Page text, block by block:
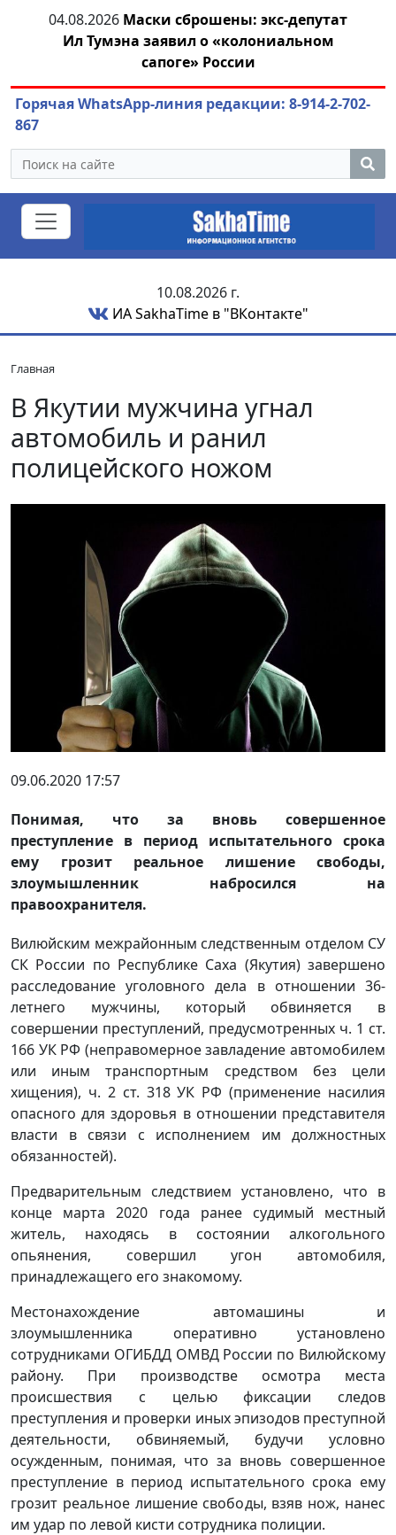
04.08.2026 Маски сброшены: экс-депутат
Ил Тумэна заявил о «колониальном
сапоге» России
Горячая WhatsApp-линия редакции: 8-914-2-702-
867
10.08.2026 г.
ИА SakhaTime в "ВКонтакте"
Главная
В Якутии мужчина угнал
автомобиль и ранил
полицейского ножом
09.06.2020 17:57
Понимая, что за вновь совершенное
преступление в период испытательного срока
ему грозит реальное лишение свободы,
злоумышленник набросился на
правоохранителя.
Вилюйским межрайонным следственным отделом СУ
СК России по Республике Саха (Якутия) завершено
расследование уголовного дела в отношении 36-
летнего мужчины, который обвиняется в
совершении преступлений, предусмотренных ч. 1 ст.
166 УК РФ (неправомерное завладение автомобилем
или иным транспортным средством без цели
хищения), ч. 2 ст. 318 УК РФ (применение насилия
опасного для здоровья в отношении представителя
власти в связи с исполнением им должностных
обязанностей).
Предварительным следствием установлено, что в
конце марта 2020 года ранее судимый местный
житель, находясь в состоянии алкогольного
опьянения, совершил угон автомобиля,
принадлежащего его знакомому.
Местонахождение автомашины и
злоумышленника оперативно установлено
сотрудниками ОГИБДД ОМВД России по Вилюйскому
району. При производстве осмотра места
происшествия с целью фиксации следов
преступления и проверки иных эпизодов преступной
деятельности, обвиняемый, будучи условно
осужденным, понимая, что за вновь совершенное
преступление в период испытательного срока ему
грозит реальное лишение свободы, взяв нож, нанес
им удар по левой кисти сотрудника полиции.